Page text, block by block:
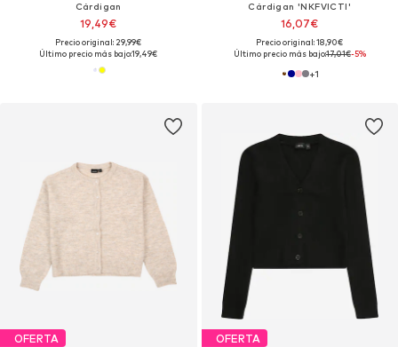
Cárdigan
19,49€
Precio original: 29,99€
Último precio más bajo:19,49€
Cárdigan 'NKFVICTI'
16,07€
Precio original: 18,90€
Último precio más bajo:17,01€-5%
+1
OFERTA OFERTA